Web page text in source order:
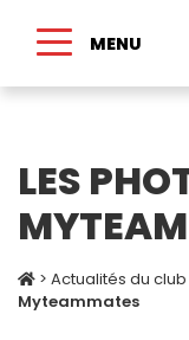
MENU
LES
> Actualités du club
Myteammates